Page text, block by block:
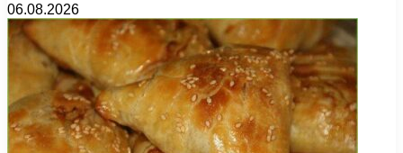
06.08.2026